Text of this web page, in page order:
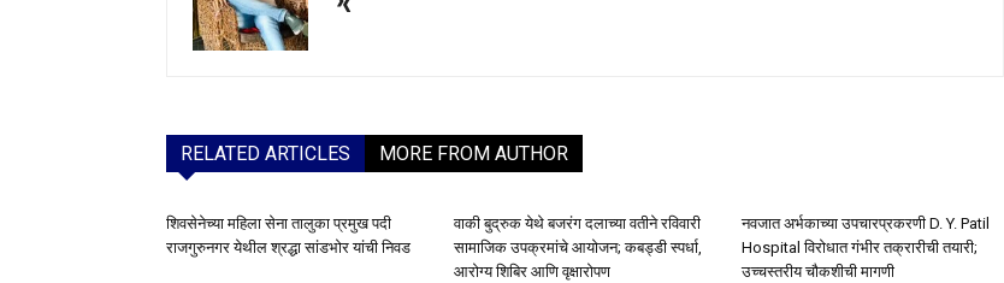
RELATED ARTICLES MORE FROM AUTHOR
शिवसेनेच्या महिला सेना तालुका प्रमुख पदी
राजगुरुनगर येथील श्रद्धा सांडभोर यांची निवड
वाकी बुद्रुक येथे बजरंग दलाच्या वतीने रविवारी
सामाजिक उपक्रमांचे आयोजन; कबड्डी स्पर्धा,
आरोग्य शिबिर आणि वृक्षारोपण
नवजात अर्भकाच्या उपचारप्रकरणी D. Y. Patil
Hospital विरोधात गंभीर तक्रारीची तयारी;
उच्चस्तरीय चौकशीची मागणी